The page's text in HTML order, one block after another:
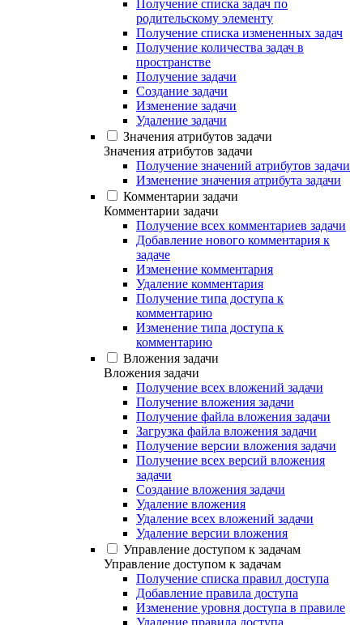
Получение списка задач по
родительскому элементу
Получение списка измененных задач
Получение количества задач в
пространстве
Получение задачи
Создание задачи
Изменение задачи
Удаление задачи
Значения атрибутов задачи
Значения атрибутов задачи
Получение значений атрибутов задачи
Изменение значения атрибута задачи
Комментарии задачи
Комментарии задачи
Получение всех комментариев задачи
Добавление нового комментария к
задаче
Изменение комментария
Удаление комментария
Получение типа доступа к
комментарию
Изменение типа доступа к
комментарию
Вложения задачи
Вложения задачи
Получение всех вложений задачи
Получение вложения задачи
Получение файла вложения задачи
Загрузка файла вложения задачи
Получение версии вложения задачи
Получение всех версий вложения
задачи
Создание вложения задачи
Удаление вложения
Удаление всех вложений задачи
Удаление версии вложения
Управление доступом к задачам
Управление доступом к задачам
Получение списка правил доступа
Добавление правила доступа
Изменение уровня доступа в правиле